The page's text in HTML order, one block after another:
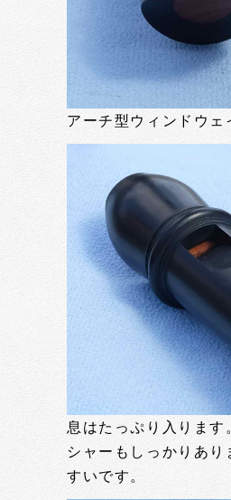
アーチ型ウィンドウェ
息はたっぷり入ります
シャーもしっかりあり
すいです。